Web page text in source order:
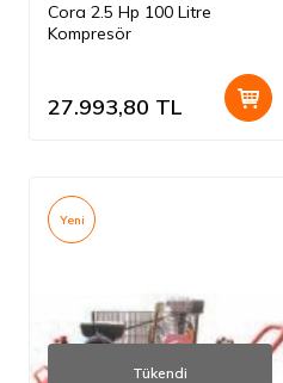
Cora 2.5 Hp 100 Litre
Kompresör
27.993,80 TL
Yeni
Tükendi